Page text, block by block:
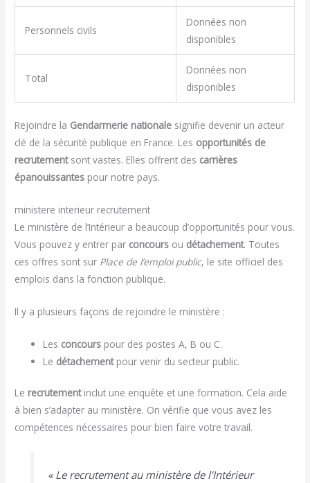
Personnels civils
Données non
disponibles
Total
Données non
disponibles
Rejoindre la Gendarmerie nationale signifie devenir un acteur
clé de la sécurité publique en France. Les opportunités de
recrutementsont vastes. Elles offrent des carrières
épanouissantes pour notre pays.
ministere interieur recrutement
Le ministère de l’Intérieur a beaucoup d’opportunités pour vous.
Vous pouvez y entrer par concours ou détachement. Toutes
ces offres sont sur Place de l’emploi public, le site officiel des
emplois dans la fonction publique.
Il y a plusieurs façons de rejoindre le ministère :
Les concours pour des postes A, B ou C.
Le détachementpour venir du secteur public.
Le recrutementinclut une enquête et une formation. Cela aide
à bien s’adapter au ministère. On vérifie que vous avez les
compétences nécessaires pour bien faire votre travail.
« Le recrutement au ministère de l’Intérieur